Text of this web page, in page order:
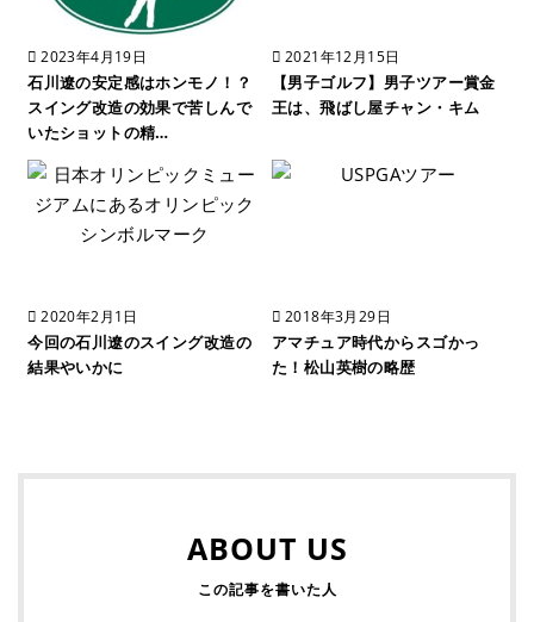
2023年4月19日
石川遼の安定感はホンモノ！？
スイング改造の効果で苦しんで
いたショットの精…
2021年12月15日
【男子ゴルフ】男子ツアー賞金
王は、飛ばし屋チャン・キム
2020年2月1日
今回の石川遼のスイング改造の
結果やいかに
2018年3月29日
アマチュア時代からスゴかっ
た！松山英樹の略歴
ABOUT US